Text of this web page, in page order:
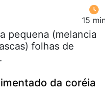
15
pequena (melancia
folhas de
da coréia